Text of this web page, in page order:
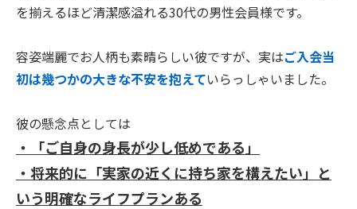
を揃えるほど清潔感溢れる30代の男性会員様です。
容姿端麗でお人柄も素晴らしい彼ですが、実はご入会当
初は幾つかの大きな不安を抱えていらっしゃいました。
彼の懸念点としては
・「ご自身の身長が少し低めである」
・将来的に「実家の近くに持ち家を構えたい」と
いう明確なライフプランある